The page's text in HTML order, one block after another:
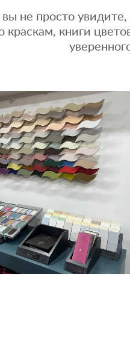
не просто увидите,
краскам, книги